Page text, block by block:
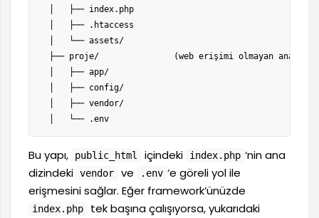
  │   ├── index.php
  │   ├── .htaccess
  │   └── assets/
├── proje/               (web erişimi olmayan ana
  │   ├── app/
  │   ├── config/
  │   ├── vendor/
  │   └── .env
Bu yapı, public_html içindeki index.php ‘nin ana
dizindeki vendor ve .env ‘e göreli yol ile
erişmesini sağlar. Eğer framework’ünüzde
index.php
tek başına çalışıyorsa, yukarıdaki